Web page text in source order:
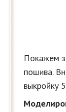
Покажем
пошива.
выкройку